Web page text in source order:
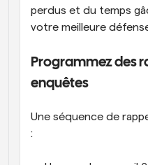
perdus et du temps
votre meilleure
Programmez des
enquêtes
Une séquence de
: